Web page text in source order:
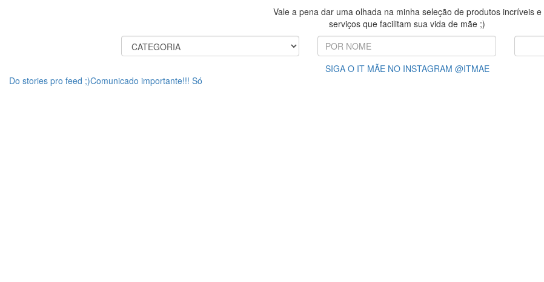
Vale a pena dar uma olhada na minha seleção de produtos incríveis e
serviços que facilitam sua vida de mãe ;)
SIGA O IT MÃE NO INSTAGRAM @ITMAE
Do stories pro feed ;)Comunicado importante!!! Só